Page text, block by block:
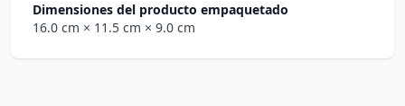
Dimensiones del producto empaquetado
16.0 cm × 11.5 cm × 9.0 cm